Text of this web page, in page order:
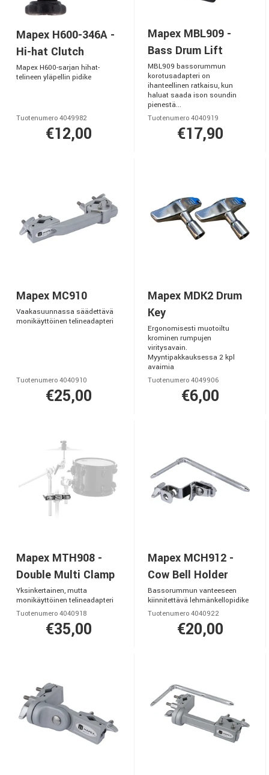
Mapex H600-346A -
Hi-hat Clutch
Mapex H600-sarjan hihat-
telineen yläpellin pidike
Tuotenumero 4049982
€12,00
Mapex MBL909 -
Bass Drum Lift
MBL909 bassorummun
korotusadapteri on
ihanteellinen ratkaisu, kun
haluat saada ison soundin
pienestä...
Tuotenumero 4040919
€17,90
Mapex MC910
Vaakasuunnassa säädettävä
monikäyttöinen telineadapteri
Tuotenumero 4040910
€25,00
Mapex MDK2 Drum
Key
Ergonomisesti muotoiltu
krominen rumpujen
viritysavain.
Myyntipakkauksessa 2 kpl
avaimia
Tuotenumero 4049906
€6,00
Mapex MTH908 -
Double Multi Clamp
Yksinkertainen, mutta
monikäyttöinen telineadapteri
Tuotenumero 4040918
€35,00
Mapex MCH912 -
Cow Bell Holder
Bassorummun vanteeseen
kiinnitettävä lehmänkellopidike
Tuotenumero 4040922
€20,00